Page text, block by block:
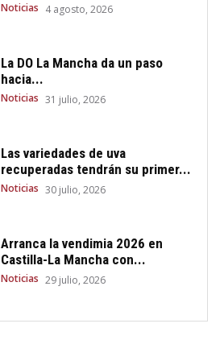
Noticias 4 agosto, 2026
La DO La Mancha da un paso
hacia...
Noticias 31 julio, 2026
Las variedades de uva
recuperadas tendrán su primer...
Noticias 30 julio, 2026
Arranca la vendimia 2026 en
Castilla-La Mancha con...
Noticias 29 julio, 2026